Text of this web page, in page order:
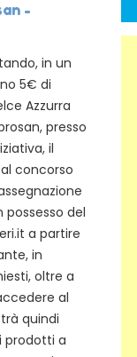
-
in un
5€ di
Azzurra
presso
il
concorso
del
a partire
in
oltre a
al
quindi
prodotti a